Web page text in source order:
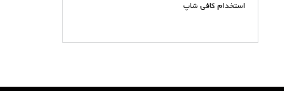
استخدام کافی شاپ